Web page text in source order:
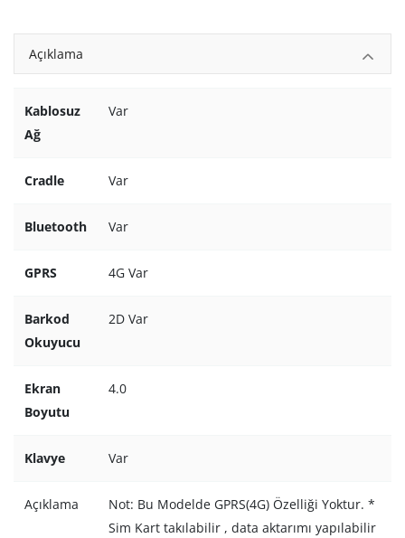
Açıklama
Kablosuz
Ağ
Var
Cradle Var
Bluetooth Var
GPRS 4G Var
Barkod
Okuyucu
2D Var
Ekran
Boyutu
4.0
Klavye Var
Açıklama
Not: Bu Modelde GPRS(4G) Özelliği Yoktur. *
Sim Kart takılabilir , data aktarımı yapılabilir